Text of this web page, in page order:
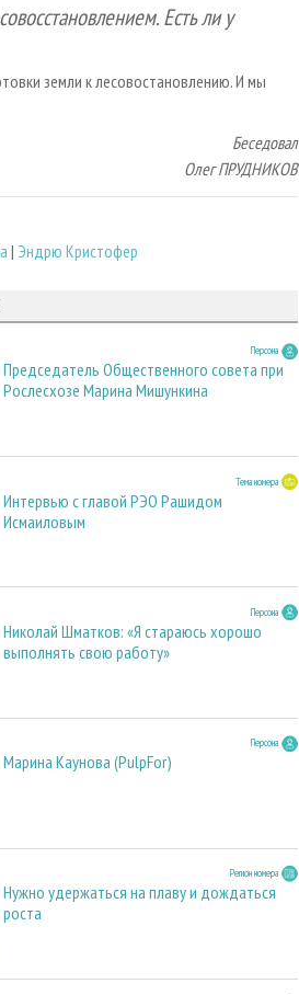
Есть ли у
земли к лесовостановлению. И мы
Беседовал
Олег ПРУДНИКОВ
| Эндрю Кристофер
Персона
Председатель Общественного совета при
Рослесхозе Марина Мишункина
Тема номера
Интервью с главой РЭО Рашидом
Исмаиловым
Персона
Николай Шматков: «Я стараюсь хорошо
выполнять свою работу»
Персона
Марина Каунова (PulpFor)
Регион номера
Нужно удержаться на плаву и дождаться
роста